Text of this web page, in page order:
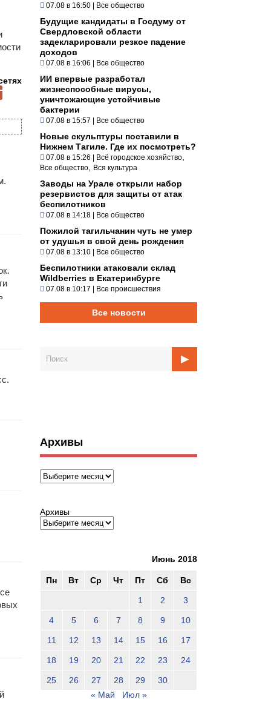
07.08 в 16:50 | Все общество
Будущие кандидаты в Госдуму от
Свердловской области
задекларировали резкое падение
доходов
07.08 в 16:06 | Все общество
ИИ впервые разработал
жизнеспособные вирусы,
уничтожающие устойчивые
бактерии
07.08 в 15:57 | Все общество
Новые скульптуры поставили в
Нижнем Тагиле. Где их посмотреть?
07.08 в 15:26 | Всё городское хозяйство
Все общество Вся культура
Заводы на Урале открыли набор
резервистов для защиты от атак
беспилотников
07.08 в 14:18 | Все общество
Пожилой тагильчанин чуть не умер
от удушья в свой день рождения
07.08 в 13:10 | Все общество
Беспилотники атаковали склад
Wildberries в Екатеринбурге
07.08 в 10:17 | Все происшествия
Все новости
Архивы
Архивы
Архивы
Июнь 2018
Пн Вт Ср Чт Пт Сб Вс
1 2 3
4 5 6 7 8 9 10
11 12 13 14 15 16 17
18 19 20 21 22 23 24
25 26 27 28 29
30
« Май
Июл »